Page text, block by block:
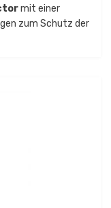
mit einer
zum Schutz der